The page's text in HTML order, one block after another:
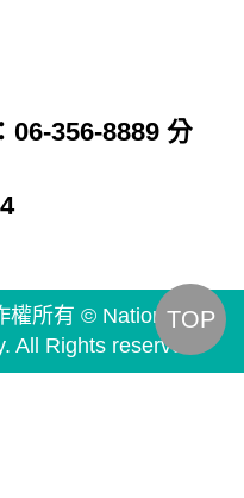
06-356-8889 分
權所有 © National
All Rights reserved.
TOP